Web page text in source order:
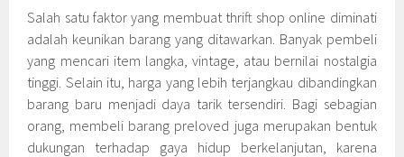
Salah satu faktor yang membuat thrift shop online diminati
adalah keunikan barang yang ditawarkan. Banyak pembeli
yang mencari item langka, vintage, atau bernilai nostalgia
tinggi. Selain itu, harga yang lebih terjangkau dibandingkan
barang baru menjadi daya tarik tersendiri. Bagi sebagian
orang, membeli barang preloved juga merupakan bentuk
dukungan terhadap gaya hidup berkelanjutan, karena